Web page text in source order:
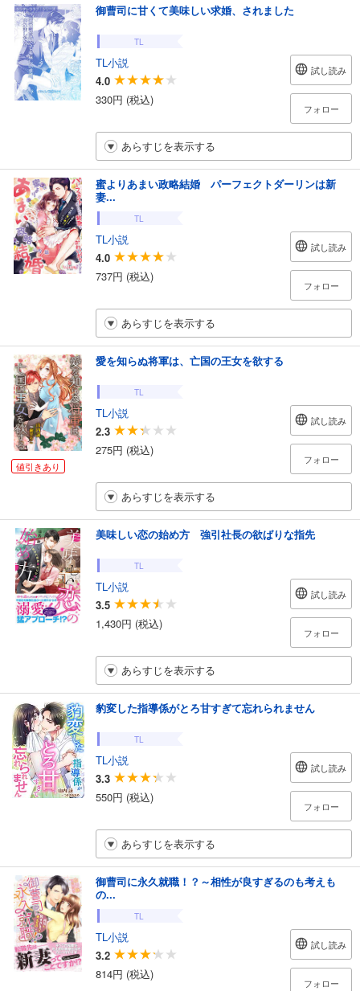
御曹司に甘くて美味しい求婚、されました
TL
TL小説
4.0
330円 (税込)
試し読み
フォロー
あらすじを表示する
蜜よりあまい政略結婚 パーフェクトダーリンは新
妻...
TL
TL小説
4.0
737円 (税込)
試し読み
フォロー
あらすじを表示する
値引きあり
愛を知らぬ将軍は、亡国の王女を欲する
TL
TL小説
2.3
275円 (税込)
試し読み
フォロー
あらすじを表示する
美味しい恋の始め方 強引社長の欲ばりな指先
TL
TL小説
3.5
1,430円 (税込)
試し読み
フォロー
あらすじを表示する
豹変した指導係がとろ甘すぎて忘れられません
TL
TL小説
3.3
550円 (税込)
試し読み
フォロー
あらすじを表示する
御曹司に永久就職！？～相性が良すぎるのも考えも
の...
TL
TL小説
3.2
814円 (税込)
試し読み
フォロー